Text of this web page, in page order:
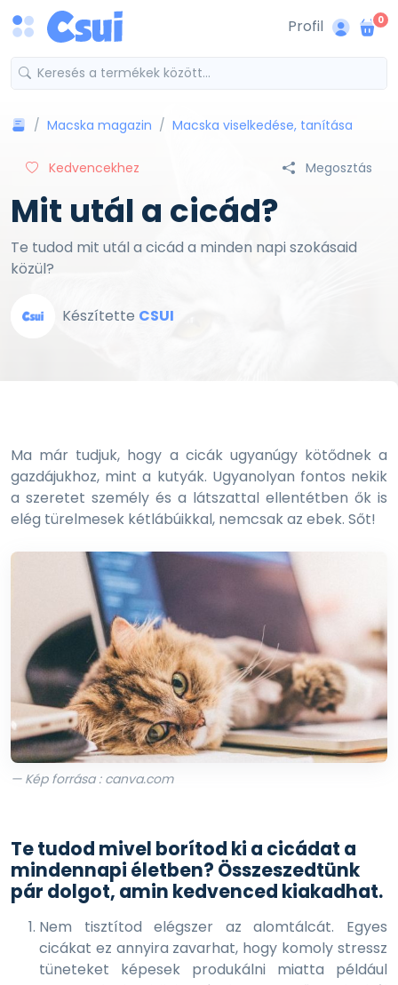
Profil 0
Macska magazin Macska viselkedése, tanítása
Kedvencekhez Megosztás
Mit utál a cicád?
Te tudod mit utál a cicád a minden napi szokásaid
közül?
Készítette CSUI
Ma már tudjuk, hogy a cicák ugyanúgy kötődnek a
gazdájukhoz, mint a kutyák. Ugyanolyan fontos nekik
a szeretet személy és a látszattal ellentétben ők is
elég türelmesek kétlábúikkal, nemcsak az ebek. Sőt!
— Kép forrása : canva.com
Te tudod mivel borítod ki a cicádat a
mindennapi életben? Összeszedtünk
pár dolgot, amin kedvenced kiakadhat.
Nem tisztítod elégszer az alomtálcát. Egyes
cicákat ez annyira zavarhat, hogy komoly stressz
tüneteket képesek produkálni miatta például